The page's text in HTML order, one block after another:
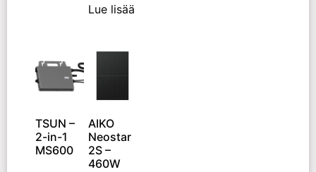
Lue lisää
TSUN –
2-in-1
MS600
AIKO
Neostar
2S –
460W